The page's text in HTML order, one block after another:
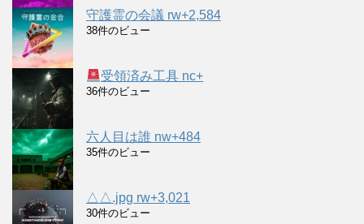
守護霊の会議 rw+2,584
38件のビュー
受領済み工具 nc+
36件のビュー
六人目は誰 nw+484
35件のビュー
△△.jpg rw+3,021
30件のビュー